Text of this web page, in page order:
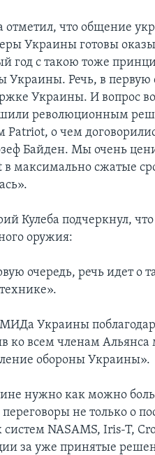
отметил, что общение
Украины готовы
год с такою тоже
Украины. Речь, в первую
Украины. И вопрос
революционным
Patriot, о чем
Байден. Мы очень
в максимально сжатые
Кулеба подчеркнул,
оружия:
очередь, речь идет о
Украины
ко всем членам Альянса
обороны Украины».
нужно как можно
не только о
систем NASAMS, Iris-T,
за уже принятые